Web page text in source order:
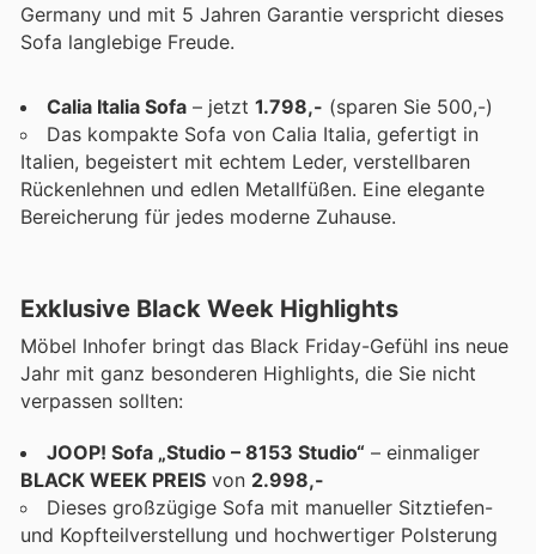
Germany und mit 5 Jahren Garantie verspricht dieses
Sofa langlebige Freude.
Calia Italia Sofa – jetzt 1.798,- (sparen Sie 500,-)
Das kompakte Sofa von Calia Italia, gefertigt in
Italien, begeistert mit echtem Leder, verstellbaren
Rückenlehnen und edlen Metallfüßen. Eine elegante
Bereicherung für jedes moderne Zuhause.
Exklusive Black Week Highlights
Möbel Inhofer bringt das Black Friday-Gefühl ins neue
Jahr mit ganz besonderen Highlights, die Sie nicht
verpassen sollten:
JOOP! Sofa „Studio – 8153 Studio“ – einmaliger
BLACK WEEK PREIS von 2.998,-
Dieses großzügige Sofa mit manueller Sitztiefen-
und Kopfteilverstellung und hochwertiger Polsterung